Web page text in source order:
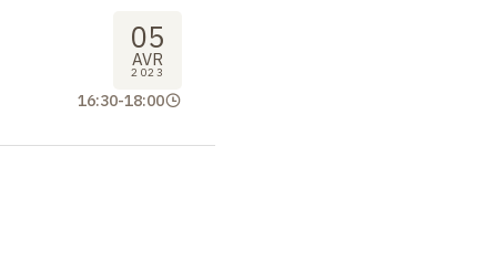
05
AVR
2023
16:30-18:00